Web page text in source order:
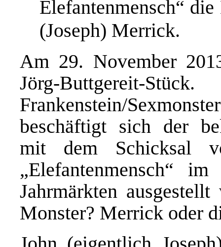
Elefantenmensch“
(Joseph) Merrick.
Am 29. November
Jörg-Buttgereit-
Frankenstein/
beschäftigt sich der
mit dem Schicksal
„Elefantenmensch“
Jahrmärkten
Monster? Merrick oder